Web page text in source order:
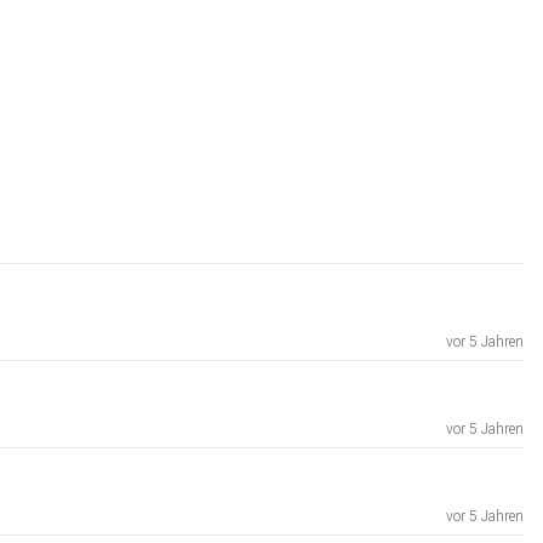
vor 5 Jahren
vor 5 Jahren
vor 5 Jahren